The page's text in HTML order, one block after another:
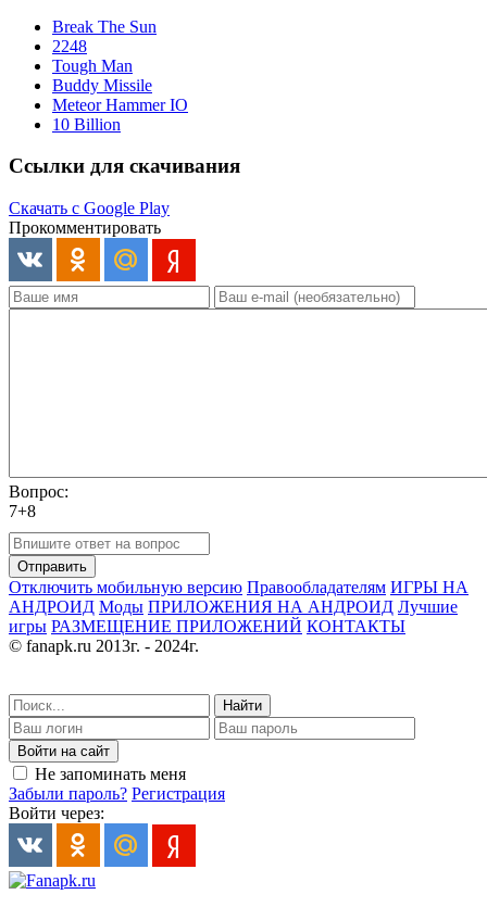
Break The Sun
2248
Tough Man
Buddy Missile
Meteor Hammer IO
10 Billion
Ссылки для скачивания
Скачать с Google Play
Прокомментировать
Вопрос:
7+8
Отправить
Отключить мобильную версию Правообладателям ИГРЫ НА
АНДРОИД Моды ПРИЛОЖЕНИЯ НА АНДРОИД Лучшие
игры РАЗМЕЩЕНИЕ ПРИЛОЖЕНИЙ КОНТАКТЫ
© fanapk.ru 2013г. - 2024г.
Найти
Войти на сайт
Не запоминать меня
Забыли пароль? Регистрация
Войти через: